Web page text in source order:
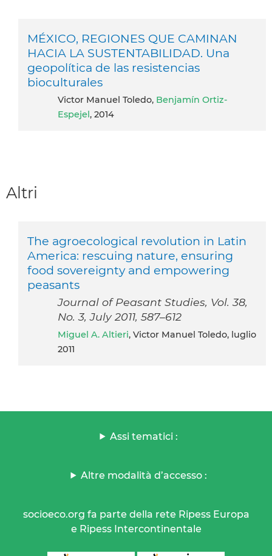
MÉXICO, REGIONES QUE CAMINAN
HACIA LA SUSTENTABILIDAD. Una
geopolítica de las resistencias
bioculturales
Victor Manuel Toledo, Benjamín Ortiz-
Espejel, 2014
Altri
The agroecological revolution in Latin
America: rescuing nature, ensuring
food sovereignty and empowering
peasants
Journal of Peasant Studies, Vol. 38,
No. 3, July 2011, 587–612
Miguel A. Altieri, Victor Manuel Toledo, luglio
2011
Assi tematici :
Altre modalità d’accesso :
socioeco.org fa parte della rete Ripess Europa
e Ripess Intercontinentale